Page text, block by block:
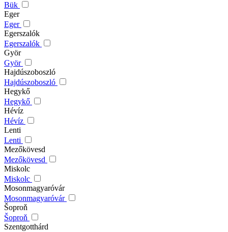
Bük
Eger
Eger
Egerszalók
Egerszalók
Györ
Györ
Hajdúszoboszló
Hajdúszoboszló
Hegykő
Hegykő
Hévíz
Hévíz
Lenti
Lenti
Mezőkövesd
Mezőkövesd
Miskolc
Miskolc
Mosonmagyaróvár
Mosonmagyaróvár
Šoproň
Šoproň
Szentgotthárd